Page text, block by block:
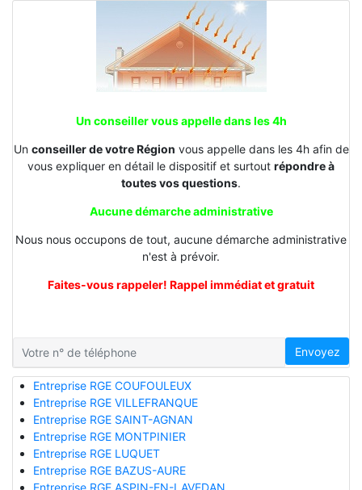
Un conseiller vous appelle dans les 4h
Un conseiller de votre Région vous appelle dans les 4h afin de
vous expliquer en détail le dispositif et surtout répondre à
toutes vos questions.
Aucune démarche administrative
Nous nous occupons de tout, aucune démarche administrative
n'est à prévoir.
Faites-vous rappeler! Rappel immédiat et gratuit
Envoyez
Entreprise RGE COUFOULEUX
Entreprise RGE VILLEFRANQUE
Entreprise RGE SAINT-AGNAN
Entreprise RGE MONTPINIER
Entreprise RGE LUQUET
Entreprise RGE BAZUS-AURE